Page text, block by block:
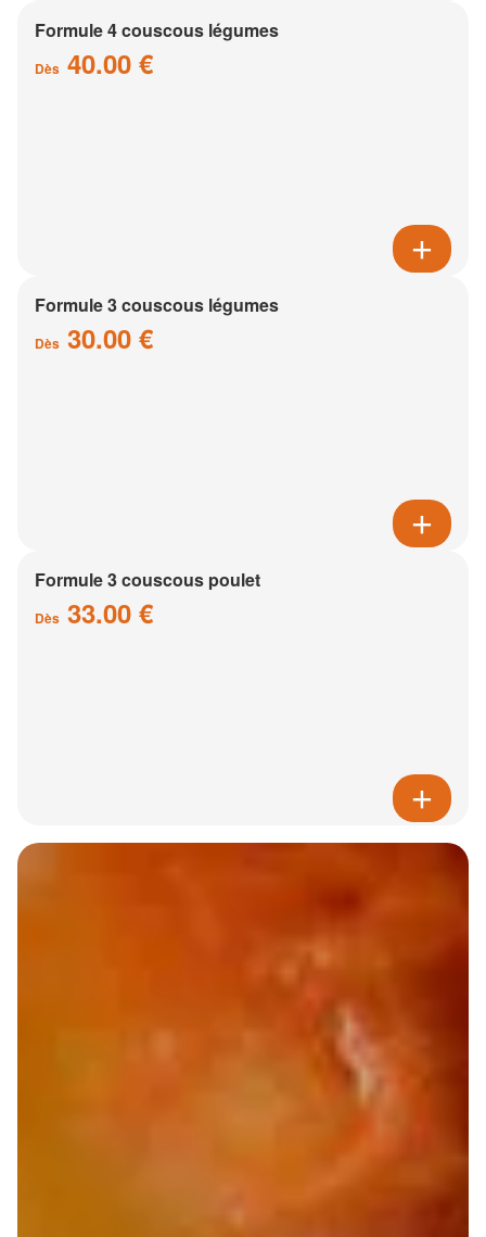
Formule 4 couscous légumes
Dès 40.00 €
Formule 3 couscous légumes
Dès 30.00 €
Formule 3 couscous poulet
Dès 33.00 €